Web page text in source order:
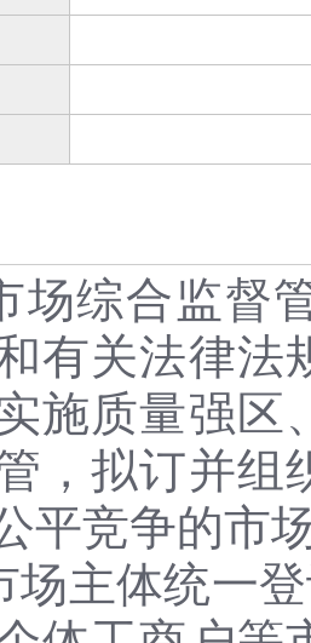
场综合监督
有关法律法
施质量强区
，拟订并组
平竞争的市
场主体统一